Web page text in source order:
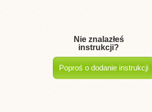
Nie znalazłeś
instrukcji?
Poproś o dodanie instrukcji